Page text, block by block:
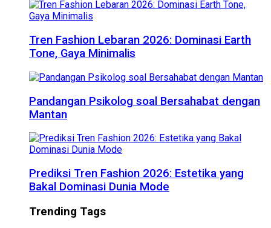
Tren Fashion Lebaran 2026: Dominasi Earth
Tone, Gaya Minimalis
Pandangan Psikolog soal Bersahabat dengan
Mantan
Prediksi Tren Fashion 2026: Estetika yang
Bakal Dominasi Dunia Mode
Trending Tags